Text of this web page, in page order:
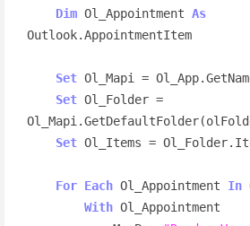
Dim Ol_Appointment As
Outlook.AppointmentItem
Set Ol_Mapi =
Set Ol_Folder =
Set Ol_Items =
For Each Ol_Appointment In
With Ol_Appointment